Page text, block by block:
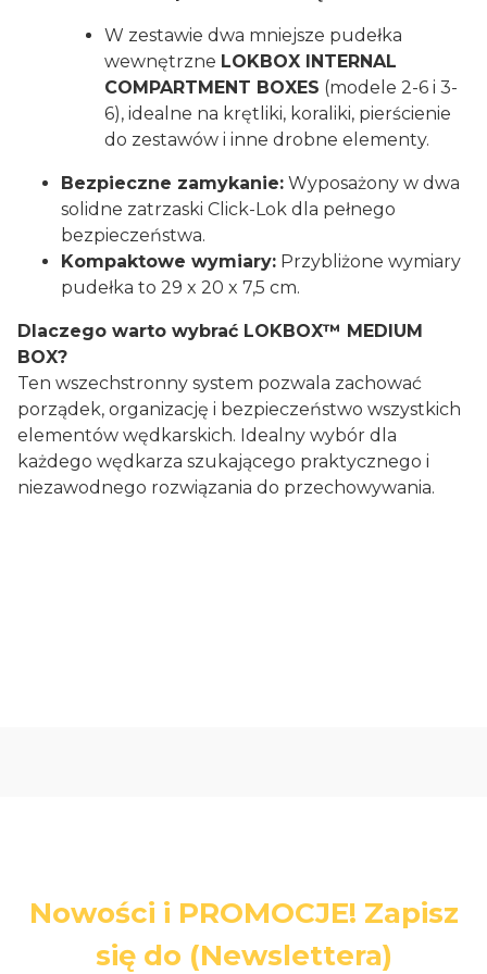
W zestawie dwa mniejsze pudełka
wewnętrzne LOKBOX INTERNAL
COMPARTMENT BOXES (modele 2-6 i 3-
6), idealne na krętliki, koraliki, pierścienie
do zestawów i inne drobne elementy.
Bezpieczne zamykanie: Wyposażony w dwa
solidne zatrzaski Click-Lok dla pełnego
bezpieczeństwa.
Kompaktowe wymiary: Przybliżone wymiary
pudełka to 29 x 20 x 7,5 cm.
Dlaczego warto wybrać LOKBOX™ MEDIUM
BOX?
Ten wszechstronny system pozwala zachować
porządek, organizację i bezpieczeństwo wszystkich
elementów wędkarskich. Idealny wybór dla
każdego wędkarza szukającego praktycznego i
niezawodnego rozwiązania do przechowywania.
Nowości i PROMOCJE! Zapisz
się do (Newslettera)